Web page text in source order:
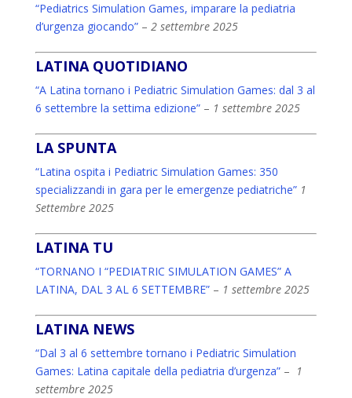
“Pediatrics Simulation Games, imparare la pediatria
d’urgenza giocando”– 2 settembre 2025
LATINA QUOTIDIANO
“A Latina tornano i Pediatric Simulation Games: dal 3 al
6 settembre la settima edizione”– 1 settembre 2025
LA SPUNTA
“Latina ospita i Pediatric Simulation Games: 350
specializzandi in gara per le emergenze pediatriche” 1
Settembre 2025
LATINA TU
“TORNANO I “PEDIATRIC SIMULATION GAMES” A
LATINA, DAL 3 AL 6 SETTEMBRE”– 1 settembre 2025
LATINA NEWS
“Dal 3 al 6 settembre tornano i Pediatric Simulation
Games: Latina capitale della pediatria d’urgenza”– 1
settembre 2025